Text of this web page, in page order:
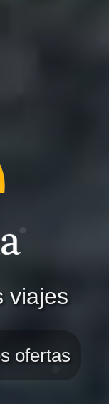
viajes
ofertas